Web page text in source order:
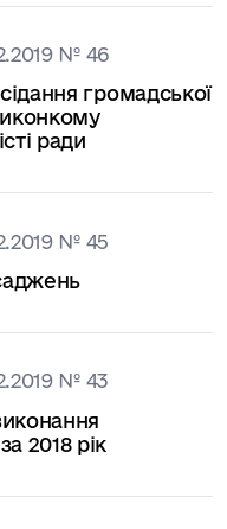
№ 46
громадської
ради
№ 45
№ 43
2018 рік